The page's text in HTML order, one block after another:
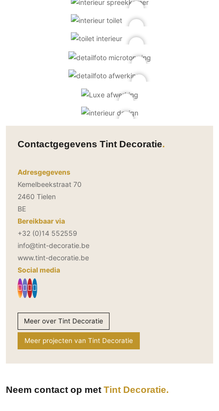
Contactgegevens Tint Decoratie
Adresgegevens
Kemelbeekstraat 70
2460 Tielen
BE
Bereikbaar via
+32 (0)14 552559
info@tint-decoratie.be
www.tint-decoratie.be
Social media
Meer over Tint Decoratie
Meer projecten van Tint Decoratie
Neem contact op met Tint Decoratie